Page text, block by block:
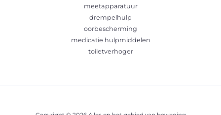
meetapparatuur
drempelhulp
oorbescherming
medicatie hulpmiddelen
toiletverhoger